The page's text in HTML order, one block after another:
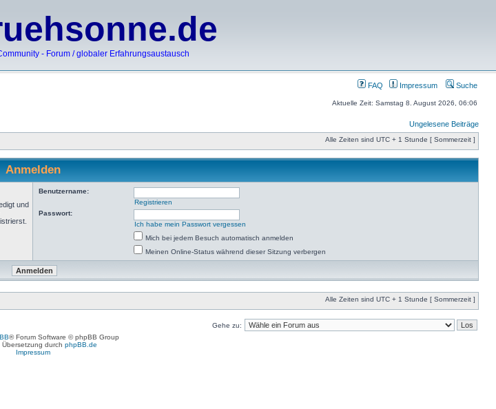
- Forum / globaler Erfahrungsaustausch
FAQ Impressum Suche
Aktuelle Zeit: Samstag 8. August 2026, 06:06
Ungelesene Beiträge
Alle Zeiten sind UTC + 1 Stunde [ Sommerzeit ]
Anmelden
und
Benutzername:
Registrieren
Passwort:
Ich habe mein Passwort vergessen
Mich bei jedem Besuch automatisch anmelden
Meinen Online-Status während dieser Sitzung verbergen
Alle Zeiten sind UTC + 1 Stunde [ Sommerzeit ]
Gehe zu:
® Forum Software © phpBB Group
Übersetzung durch phpBB.de
Impressum